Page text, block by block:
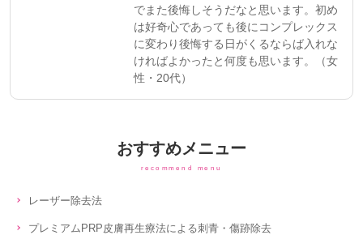
でまた後悔しそうだなと思います。初め
は好奇心であっても後にコンプレックス
に変わり後悔する日がくるならば入れな
ければよかったと何度も思います。（女
性・20代）
おすすめメニュー
recommend menu
レーザー除去法
プレミアムPRP皮膚再生療法による刺青・傷跡除去